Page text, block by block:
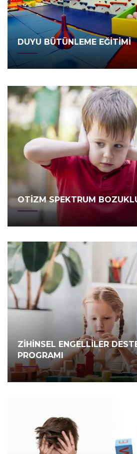
DUYU BÜTÜNLEME EĞİTİMİ
OTİZM SPEKTRUM
ZİHİNSEL ENGELLİLER
PROGRAMI